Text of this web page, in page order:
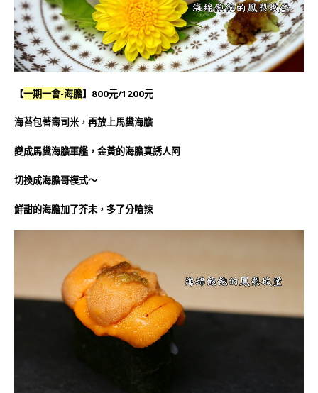
【一期一會-海膽】800元/1200元
海苔包著壽司米，再放上馬糞海膽
變成馬糞海膽軍艦，金黃的海膽真誘人阿
切換成海膽哥模式～
鮮甜的海膽加了芥末，多了分嗆辣